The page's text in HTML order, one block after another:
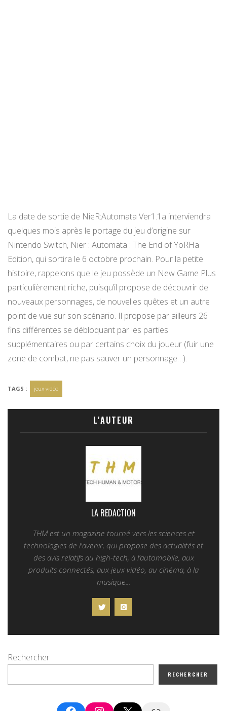
La date de sortie de NieR:Automata Ver1.1a interviendra
quelques mois après le portage du jeu d’origine sur
Nintendo Switch, Nier : Automata : The End of YoRHa
Edition, qui sortira le 6 octobre prochain. Pour la petite
histoire, rappelons que le jeu possède un New Game Plus
particulièrement riche, puisqu’il propose de découvrir de
nouveaux personnages, de nouvelles quêtes et un autre
point de vue sur son scénario. Il propose par ailleurs 26
fins différentes se débloquant par les parties
supplémentaires ou par certains choix du joueur (fuir une
zone de combat, ne pas sauver un personnage…).
TAGS : jeux vidéo
L'AUTEUR
LA REDACTION
THM est un magazine tourné vers les sciences et
technologies de l'avenir, qui propose des actualités et
des avis relatifs au high-tech, à l’automobile, aux
produits connectés, aux jeux vidéo, au cinéma, à la
musique...
Rechercher
RECHERCHER